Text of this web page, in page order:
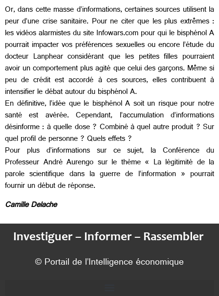
Or, dans cette masse d’informations, certaines sources utilisent la
peur d’une crise sanitaire. Pour ne citer que les plus extrêmes :
les vidéos alarmistes du site Infowars.com pour qui le bisphénol A
pourrait impacter vos préférences sexuelles ou encore l’étude du
docteur Lanphear considérant que les petites filles pourraient
avoir un comportement plus agité que celui des garçons. Même si
peu de crédit est accordé à ces sources, elles contribuent à
intensifier le débat autour du bisphénol A.
En définitive, l’idée que le bisphénol A soit un risque pour notre
santé est avérée. Cependant, l’accumulation d’informations
désinforme : à quelle dose ? Combiné à quel autre produit ? Sur
quel profil de personne ? Quels effets ?
Pour plus d’informations sur ce sujet, la Conférence du
Professeur André Aurengo sur le thème « La légitimité de la
parole scientifique dans la guerre de l’information » pourrait
fournir un début de réponse.
Camille Delache
Investiguer – Informer – Rassembler
© Portail de l’Intelligence économique